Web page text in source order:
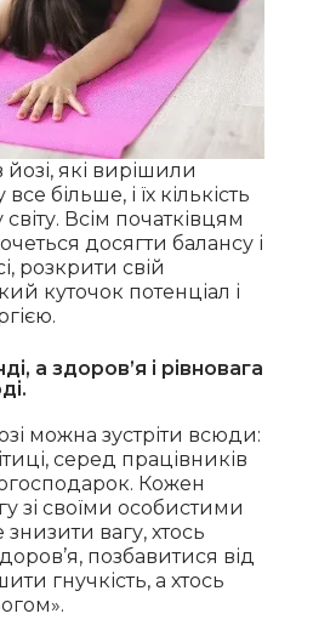
які вирішили
більше, і їх кількість
Всім початківцям
досягти балансу і
розкрити свій
куточок потенціал і
а здоров’я і рівновага
можна зустріти всюди:
серед працівників
Кожен
зі своїми особистими
знизити вагу, хтось
позбавитися від
гнучкість, а хтось